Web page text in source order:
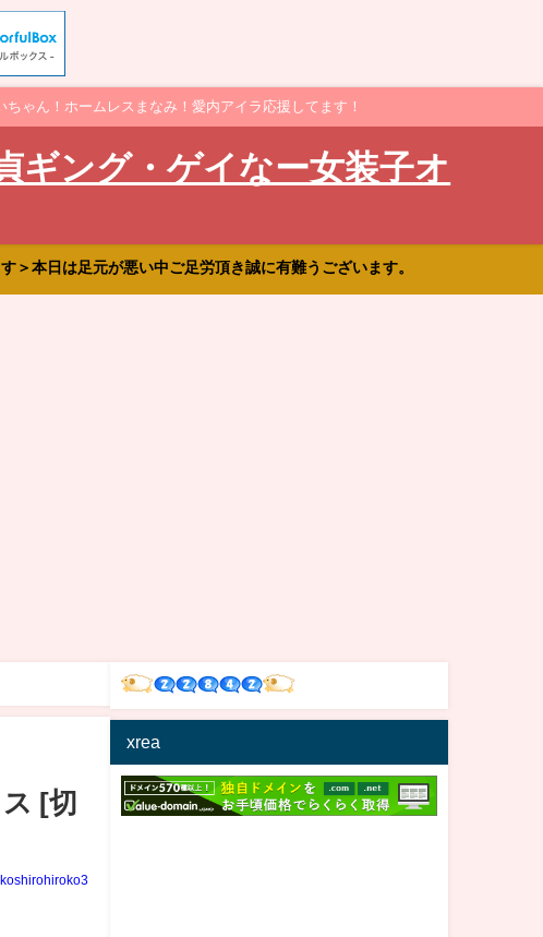
ゃん！ホームレスまなみ！愛内アイラ応援してます！
ギング・ゲイなー女装子オ
本日は足元が悪い中ご足労頂き誠に有難うございます。
[切
koshirohiroko3
xrea